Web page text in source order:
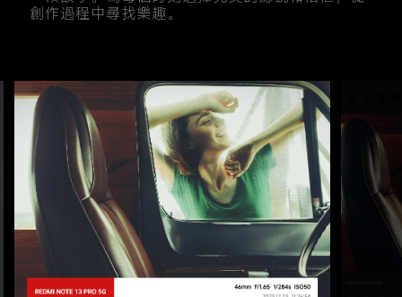
創作過程中尋找樂趣。